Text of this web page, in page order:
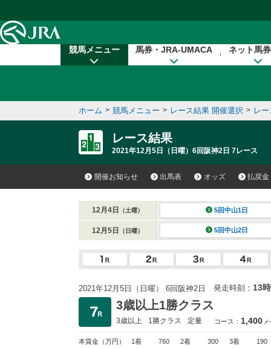
競馬メニュー 馬券・JRA-UMACA ネット馬
ホーム > 競馬メニュー > レース結果 開催選択 > レ
レース結果
2021年12月5日（日曜）6回阪神2日 7レース
開催お知らせ 出馬表 オッズ 払戻金
12月4日 （土曜） 5回中山1日
12月5日 （日曜） 5回中山2日
2021年12月5日（日曜） 6回阪神2日 発走時刻： 13
3歳以上1勝クラス
3歳以上 1勝クラス 定量 コース： 1,400
本賞金 （万円） 1着 760 2着 300 3着 190